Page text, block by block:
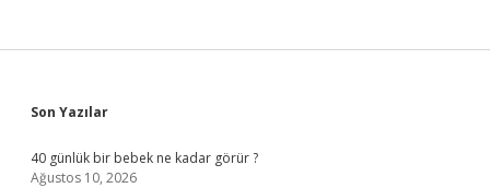
Sidebar
Son Yazılar
40 günlük bir bebek ne kadar görür ?
Ağustos 10, 2026